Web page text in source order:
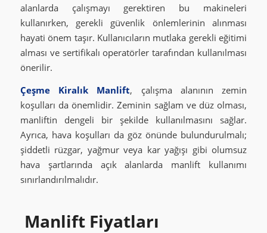
alanlarda çalışmayı gerektiren bu makineleri
kullanırken, gerekli güvenlik önlemlerinin alınması
hayati önem taşır. Kullanıcıların mutlaka gerekli eğitimi
alması ve sertifikalı operatörler tarafından kullanılması
önerilir.
Çeşme Kiralık Manlift, çalışma alanının zemin
koşulları da önemlidir. Zeminin sağlam ve düz olması,
manliftin dengeli bir şekilde kullanılmasını sağlar.
Ayrıca, hava koşulları da göz önünde bulundurulmalı;
şiddetli rüzgar, yağmur veya kar yağışı gibi olumsuz
hava şartlarında açık alanlarda manlift kullanımı
sınırlandırılmalıdır.
Manlift Fiyatları